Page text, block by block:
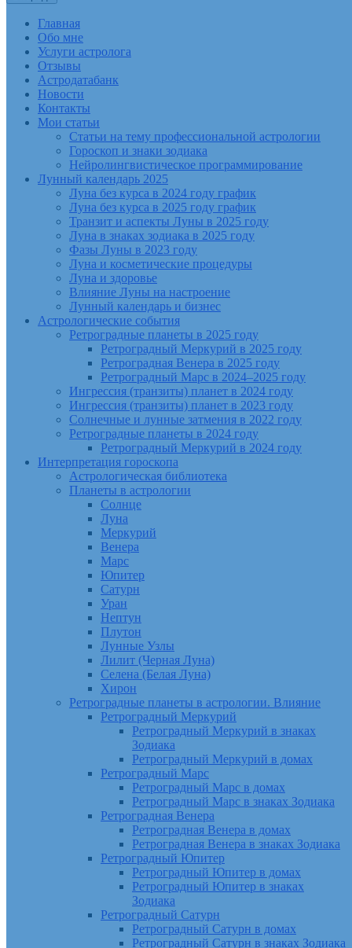
Главная
Обо мне
Услуги астролога
Отзывы
Астродатабанк
Новости
Контакты
Мои статьи
Статьи на тему профессиональной астрологии
Гороскоп и знаки зодиака
Нейролингвистическое программирование
Лунный календарь 2025
Луна без курса в 2024 году график
Луна без курса в 2025 году график
Транзит и аспекты Луны в 2025 году
Луна в знаках зодиака в 2025 году
Фазы Луны в 2023 году
Луна и косметические процедуры
Луна и здоровье
Влияние Луны на настроение
Лунный календарь и бизнес
Астрологические события
Ретроградные планеты в 2025 году
Ретроградный Меркурий в 2025 году
Ретроградная Венера в 2025 году
Ретроградный Марс в 2024–2025 году
Ингрессия (транзиты) планет в 2024 году
Ингрессия (транзиты) планет в 2023 году
Солнечные и лунные затмения в 2022 году
Ретроградные планеты в 2024 году
Ретроградный Меркурий в 2024 году
Интерпретация гороскопа
Астрологическая библиотека
Планеты в астрологии
Солнце
Луна
Меркурий
Венера
Марс
Юпитер
Сатурн
Уран
Нептун
Плутон
Лунные Узлы
Лилит (Черная Луна)
Селена (Белая Луна)
Хирон
Ретроградные планеты в астрологии. Влияние
Ретроградный Меркурий
Ретроградный Меркурий в знаках
Зодиака
Ретроградный Меркурий в домах
Ретроградный Марс
Ретроградный Марс в домах
Ретроградный Марс в знаках Зодиака
Ретроградная Венера
Ретроградная Венера в домах
Ретроградная Венера в знаках Зодиака
Ретроградный Юпитер
Ретроградный Юпитер в домах
Ретроградный Юпитер в знаках
Зодиака
Ретроградный Сатурн
Ретроградный Сатурн в домах
Ретроградный Сатурн в знаках Зодиака